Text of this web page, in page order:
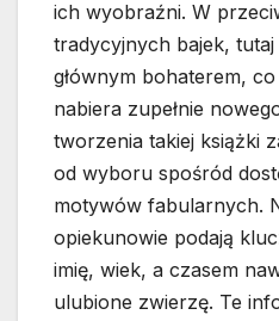
ich wyobraźni. W
tradycyjnych bajek, tutaj
głównym bohaterem,
nabiera zupełnie
tworzenia takiej książki
od wyboru spośród
motywów fabularnych.
opiekunowie podają
imię, wiek, a czasem
ulubione zwierzę. Te